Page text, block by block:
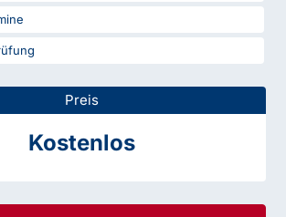
Preis
Kostenlos